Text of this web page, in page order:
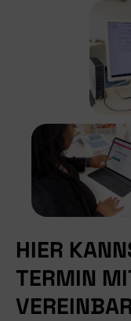
HIER
TERMIN